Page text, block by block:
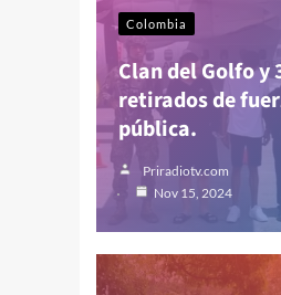
Colombia
Clan del Golfo y
retirados de
pública.
Priradiotv.com
Nov 15, 2024